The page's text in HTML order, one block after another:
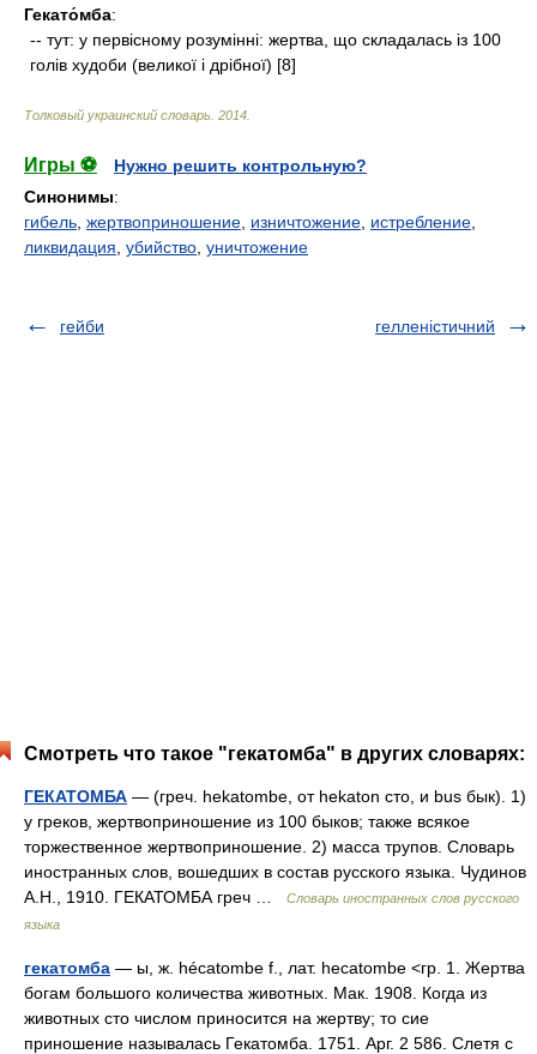
Гекато́мба:
-- тут: у первісному розумінні: жертва, що складалась із 100
голів худоби (великої і дрібної) [8]
Толковый украинский словарь 2014
Игры ⚽
Нужно решить контрольную?
Синонимы:
гибель жертвоприношение изничтожение истребление
ликвидация убийство уничтожение
гейби гелленістичний
Смотреть что такое "гекатомба" в других словарях:
ГЕКАТОМБА — (греч. hekatombe, от hekaton сто, и bus бык). 1)
у греков, жертвоприношение из 100 быков; также всякое
торжественное жертвоприношение. 2) масса трупов. Словарь
иностранных слов, вошедших в состав русского языка. Чудинов
А.Н., 1910. ГЕКАТОМБА греч …
Словарь иностранных слов русского
языка
гекатомба — ы, ж. hécatombe f., лат. hecatombe <гр. 1. Жертва
богам большого количества животных. Мак. 1908. Когда из
животных сто числом приносится на жертву; то сие
приношение называлась Гекатомба. 1751. Арг. 2 586. Слетя с